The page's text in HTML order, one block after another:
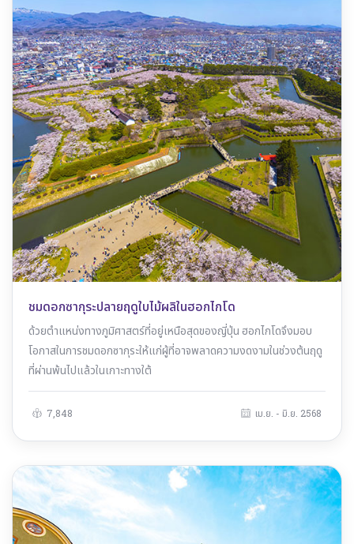
ชมดอกซากุระปลายฤดูใบไม้ผลิในฮอกไกโด
ด้วยตำแหน่งทางภูมิศาสตร์ที่อยู่เหนือสุดของญี่ปุ่น ฮอกไกโดจึงมอบ
โอกาสในการชมดอกซากุระให้แก่ผู้ที่อาจพลาดความงดงามในช่วงต้นฤดู
ที่ผ่านพ้นไปแล้วในเกาะทางใต้
7,848 เม.ย. - มิ.ย. 2568